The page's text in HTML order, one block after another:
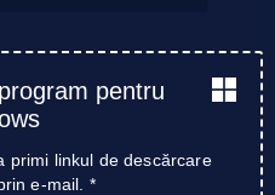
pentru
primi linkul de descărcare
e-mail. *